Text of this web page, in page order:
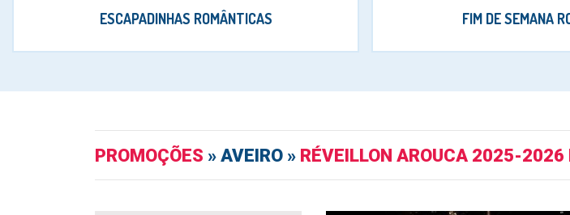
ESCAPADINHAS ROMÂNTICAS FIM DE SEMANA
PROMOÇÕES » AVEIRO » RÉVEILLON AROUCA 2025-2026